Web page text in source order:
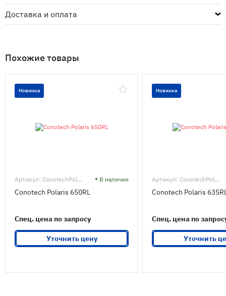
Доставка и оплата
Похожие товары
Новинка
Артикул: ConotechPolaris650RL В наличии
Conotech Polaris 650RL
Спец. цена по запросу
Уточнить цену
Новинка
Артикул: ConotechPolaris635RL
Conotech Polaris
Спец. цена по
Уточнить